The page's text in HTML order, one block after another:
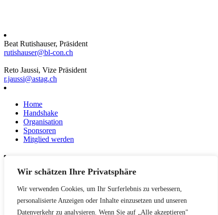
Wir schätzen Ihre Privatsphäre
Wir verwenden Cookies, um Ihr Surferlebnis zu verbessern,
personalisierte Anzeigen oder Inhalte einzusetzen und unseren
Datenverkehr zu analysieren. Wenn Sie auf „Alle akzeptieren"
Beat Rutishauser, Präsident
rutishauser@bl-con.ch
Reto Jaussi, Vize Präsident
r.jaussi@astag.ch
Home
Handshake
Organisation
Sponsoren
Mitglied werden
News
Netzwerk
Kontakt